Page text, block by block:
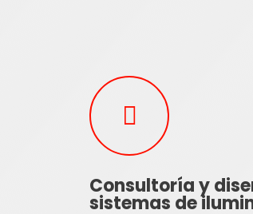
Consultoría y
sistemas de